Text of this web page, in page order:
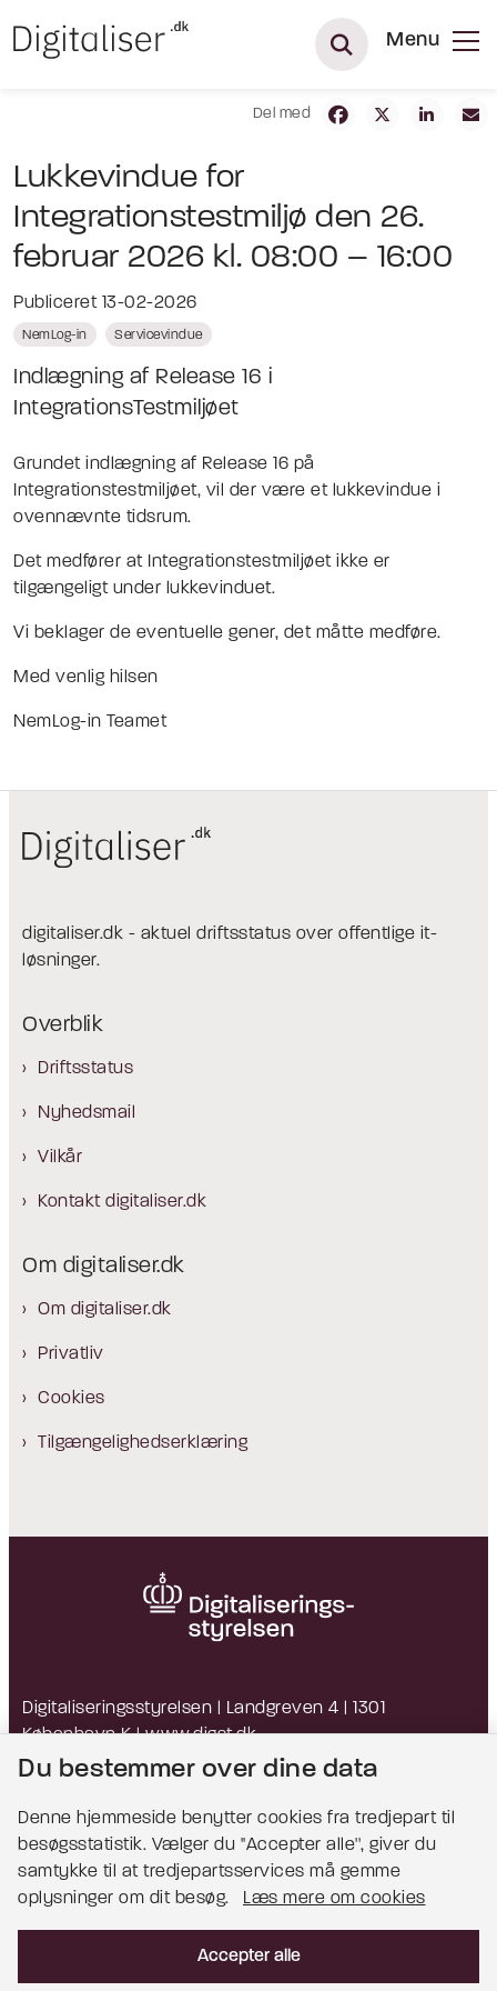
Menu
Del med
Lukkevindue for
Integrationstestmiljø den 26.
februar 2026 kl. 08:00 – 16:00
Publiceret 13-02-2026
NemLog-in Servicevindue
Indlægning af Release 16 i
IntegrationsTestmiljøet
Grundet indlægning af Release 16 på
Integrationstestmiljøet, vil der være et lukkevindue i
ovennævnte tidsrum.
Det medfører at Integrationstestmiljøet ikke er
tilgængeligt under lukkevinduet.
Vi beklager de eventuelle gener, det måtte medføre.
Med venlig hilsen
NemLog-in Teamet
digitaliser.dk - aktuel driftsstatus over offentlige it-
løsninger.
Overblik
Driftsstatus
Nyhedsmail
Vilkår
Kontakt digitaliser.dk
Om digitaliser.dk
Om digitaliser.dk
Privatliv
Cookies
Tilgængelighedserklæring
Digitaliseringsstyrelsen | Landgreven 4 | 1301
København K |www.digst.dk
EAN: 5798009814203 | CVR: 34051178
Bemærk!
Du bestemmer over dine data
Denne hjemmeside benytter cookies fra tredjepart til
besøgsstatistik. Vælger du ''Accepter alle'', giver du
samtykke til at tredjepartsservices må gemme
oplysninger om dit besøg.
Læs mere om cookies
Accepter alle